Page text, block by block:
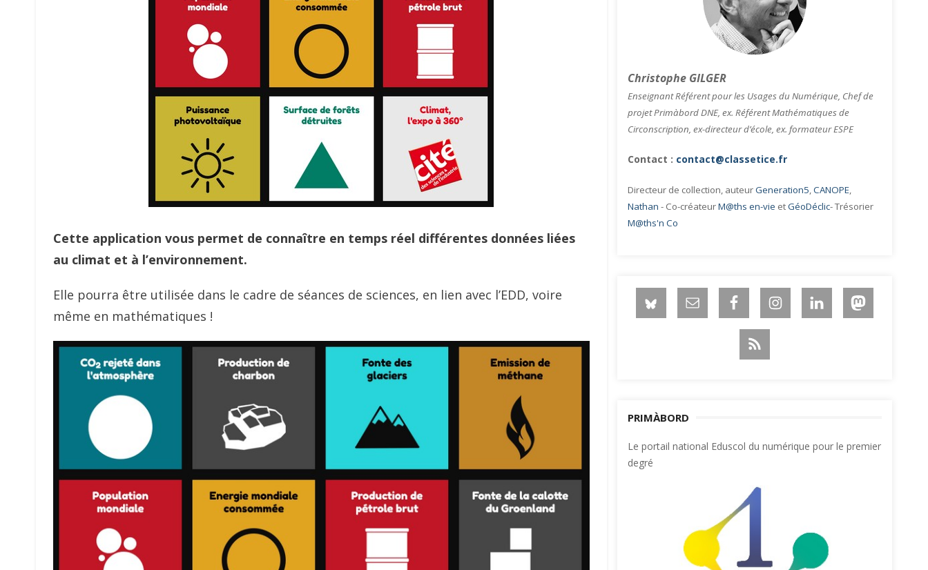
Cette application vous permet de connaître en temps réel différentes données liées
au climat et à l’environnement.
Elle pourra être utilisée dans le cadre de séances de sciences, en lien avec l’EDD, voire
même en mathématiques !
Christophe GILGER
Enseignant Référent pour les Usages du Numérique, Chef de
projet Primàbord DNE, ex. Référent Mathématiques de
Circonscription, ex-directeur d’école, ex. formateur ESPE
Contact : contact@classetice.fr
Directeur de collection, auteurGeneration5,CANOPE,
Nathan - Co-créateurM@ths en-vie etGéoDéclic- Trésorier
M@ths'n Co
PRIMÀBORD
Le portail national Eduscol du numérique pour le premier
degré